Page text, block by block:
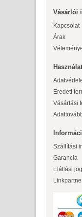
Vásárlói
Kapcsolat
Árak
Használat
Eredeti
Vásárlási
Szállítási
Garancia
Elállási jog